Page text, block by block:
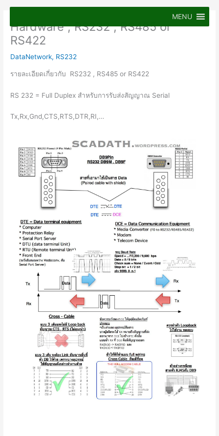
content
MENU
Hardware ; RS232 , RS485 or
RS422
DataNetwork, RS232
รายละเอียดเกี่ยวกับ RS232 , RS485 or RS422
RS 232 = Full Duplex สำหรับการรับส่งสัญญาณ Serial
Tx,Rx,Gnd,CTS,RTS,DTR,RI,…